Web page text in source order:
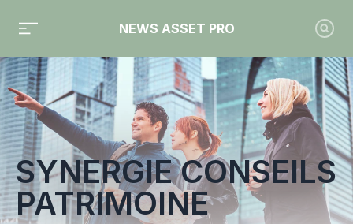
NEWS ASSET PRO
Toute l'actualité sur le tag "Synergie Conseils Patrimoine"
SYNERGIE CONSEILS
PATRIMOINE